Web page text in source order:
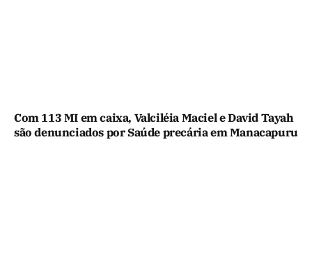
Com 113 MI em caixa, Valciléia Maciel e David Tayah
são denunciados por Saúde precária em Manacapuru